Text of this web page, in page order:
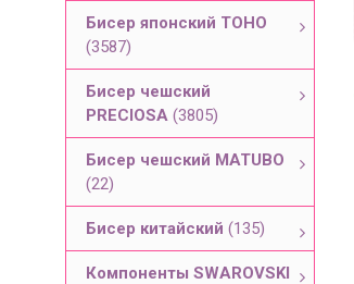
Бисер японский TOHO
(3587)
Бисер чешский
PRECIOSA (3805)
Бисер чешский MATUBO
(22)
Бисер китайский (135)
Компоненты SWAROVSKI